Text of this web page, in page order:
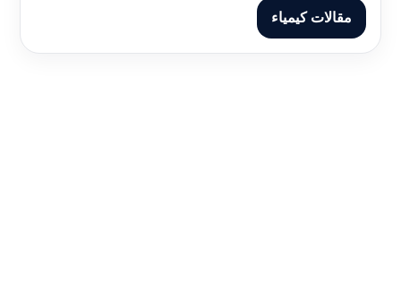
مقالات كيمياء